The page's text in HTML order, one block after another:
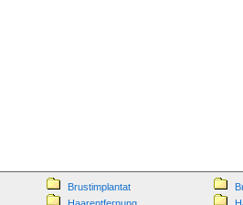
Brustimplantat